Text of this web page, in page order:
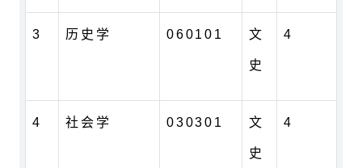
3 历史学 060101 文
史
4
4 社会学 030301 文
史
4